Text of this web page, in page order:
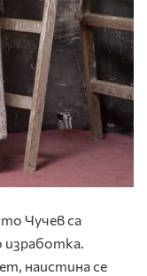
Чучев са
изработка.
наистина се